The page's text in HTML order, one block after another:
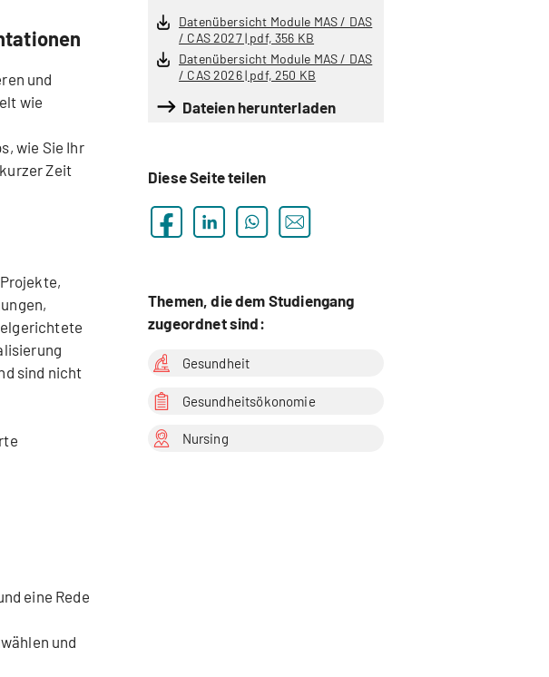
und
wie
wie Sie Ihr
Zeit
sind nicht
eine Rede
und
Datenübersicht Module MAS / DAS
/ CAS 2027 | pdf, 356 KB
Datenübersicht Module MAS / DAS
/ CAS 2026 | pdf, 250 KB
Dateien herunterladen
Diese Seite teilen
Themen, die dem Studiengang
zugeordnet sind:
Gesundheit
Gesundheitsökonomie
Nursing